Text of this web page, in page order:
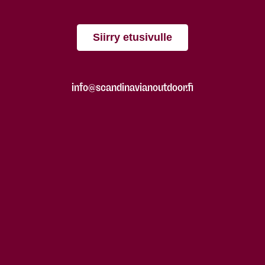
Siirry etusivulle
info@scandinavianoutdoor.fi